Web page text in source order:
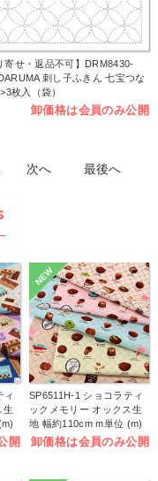
寄せ・返品不可】DRM8430-
刺し子ふきん 七宝つな
枚入（袋）
卸価格は会員のみ公開
次へ 最後へ
ィ
生
開
NEW
SP6511H-1 ショコラティ
ックメモリー オックス生
地 幅約110cm m単位 (m)
卸価格は会員のみ公開